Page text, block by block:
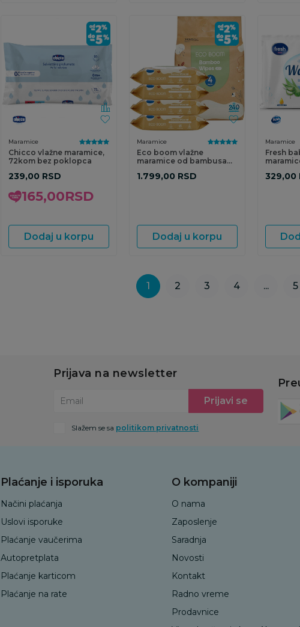
Maramice
Chicco vlažne maramice,
72kom bez poklopca
239,00 RSD
165,00RSD
Dodaj u korpu
Maramice
Eco boom vlažne
maramice od bambusa
1.799,00 RSD
Dodaj u korpu
Maramice
Fresh
329,00
1 2 3 4 ... 5
Prijava na newsletter
Email Prijavi se
Slažem se sa politikom privatnosti
Plaćanje i isporuka
Načini plaćanja
Uslovi isporuke
Plaćanje vaučerima
Autopretplata
Plaćanje karticom
Plaćanje na rate
O kompaniji
O nama
Zaposlenje
Saradnja
Novosti
Kontakt
Radno vreme
Prodavnice